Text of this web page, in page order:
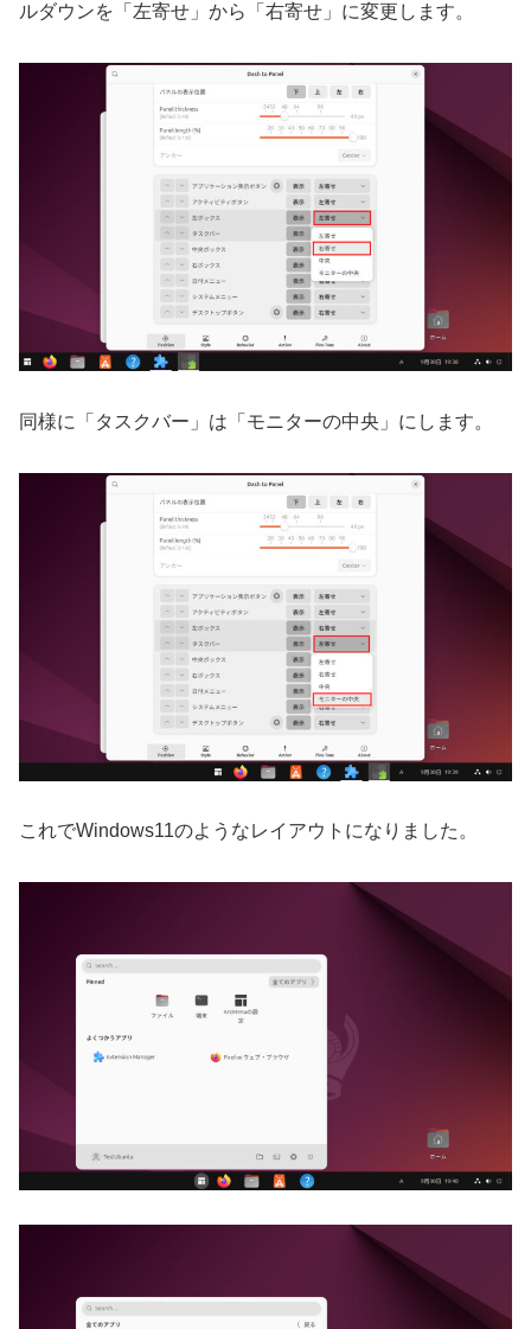
ルダウンを「左寄せ」から「右寄せ」に変更します。
同様に「タスクバー」は「モニターの中央」にします。
これでWindows11のようなレイアウトになりました。